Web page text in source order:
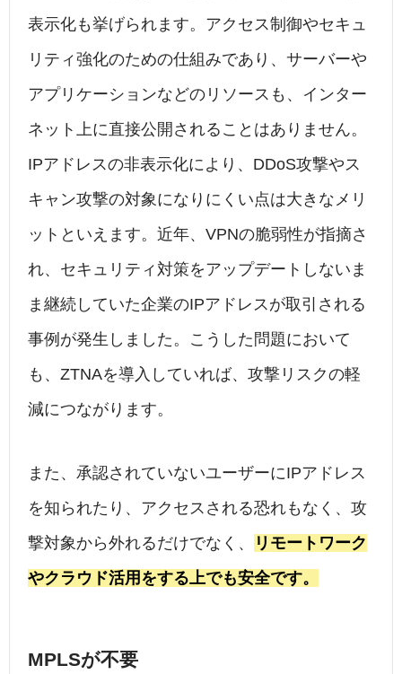
表示化も挙げられます。アクセス制御やセキュ
リティ強化のための仕組みであり、サーバーや
アプリケーションなどのリソースも、インター
ネット上に直接公開されることはありません。
IPアドレスの非表示化により、DDoS攻撃やス
キャン攻撃の対象になりにくい点は大きなメリ
ットといえます。近年、VPNの脆弱性が指摘さ
れ、セキュリティ対策をアップデートしないま
ま継続していた企業のIPアドレスが取引される
事例が発生しました。こうした問題において
も、ZTNAを導入していれば、攻撃リスクの軽
減につながります。
また、承認されていないユーザーにIPアドレス
を知られたり、アクセスされる恐れもなく、攻
撃対象から外れるだけでなく、
リモートワーク
やクラウド活用をする上でも安全です。
MPLSが不要